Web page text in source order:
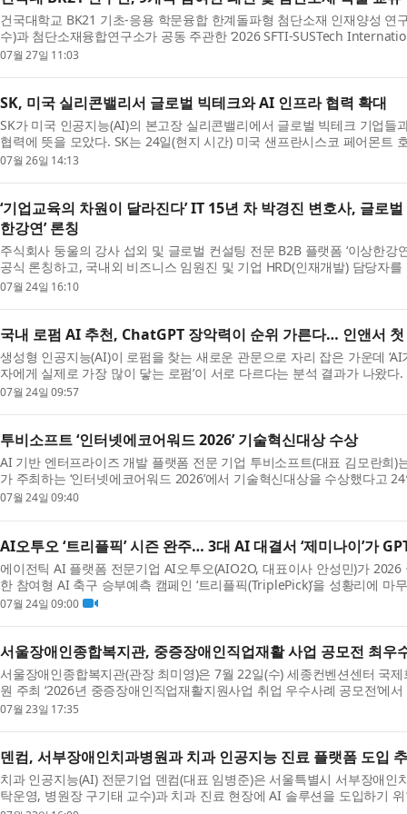
건국대학교 BK21 기초-응용 학문융합 한계돌파형 첨단소재 인재양성 연
수)과 첨단소재융합연구소가 공동 주관한 ‘2026 SFTI-SUSTech
Exhibition’이 7월 13일부터 17일까지 중국 선전 남방과학기술...
07월 27일 11:03
SK, 미국 실리콘밸리서 글로벌 빅테크와 AI 인프라 협력 확대
SK가 미국 인공지능(AI)의 본고장 실리콘밸리에서 글로벌 빅테크 기업들
협력에 뜻을 모았다. SK는 24일(현지 시간) 미국 샌프란시스코 페어몬트
엔비디아, 마이크로소프트, 앤트로픽과 AI 반도체·A...
07월 26일 14:13
‘기업교육의 차원이 달라진다’ IT 15년 차 박경진 변호사, 글로
한강연’ 론칭
주식회사 둥울의 강사 섭외 및 글로벌 컨설팅 전문 B2B 플랫폼 ‘이상한강
공식 론칭하고, 국내외 비즈니스 임원진 및 기업 HRD(인재개발) 담당자
강연, 명사 특강 및 K-연사 해외 진출 지원 서비스...
07월 24일 16:10
국내 로펌 AI 추천, ChatGPT 장악력이 순위 가른다… 인앤서 첫
생성형 인공지능(AI)이 로펌을 찾는 새로운 관문으로 자리 잡은 가운데 ‘AI
자에게 실제로 가장 많이 닿는 로펌’이 서로 다르다는 분석 결과가 나왔
전문기업 인앤서(InAnswer)는 이 같은 내...
07월 24일 09:57
투비소프트 ‘인터넷에코어워드 2026’ 기술혁신대상 수상
AI 기반 엔터프라이즈 개발 플랫폼 전문 기업 투비소프트(대표 김모란희)
가 주최하는 ‘인터넷에코어워드 2026’에서 기술혁신대상을 수상했다고
서울 양재 엘타워 그랜드홀에서 열렸다. 인터넷에코어...
07월 24일 09:40
AI오투오 ‘트리플픽’ 시즌 완주… 3대 AI 대결서 ‘제미나이’가
에이전틱 AI 플랫폼 전문기업 AI오투오(AIO2O, 대표이사 안성민)가
한 참여형 AI 축구 승부예측 캠페인 ‘트리플픽(TriplePick)’을 성황리에 마
스페인이 아르헨티나를 1-0으로 꺾고 정상에 오...
07월 24일 09:00
서울장애인종합복지관, 중증장애인직업재활 사업 공모전 최우
서울장애인종합복지관(관장 최미영)은 7월 22일(수) 세종컨벤션센터 국
원 주최 ‘2026년 중증장애인직업재활지원사업 취업 우수사례 공모전’에
야 수행기관 최우수상(보건복지부 장관상)을 수상했다...
07월 23일 17:35
덴컴, 서부장애인치과병원과 치과 인공지능 진료 플랫폼 도입
치과 인공지능(AI) 전문기업 덴컴(대표 임병준)은 서울특별시 서부장애인
탁운영, 병원장 구기태 교수)과 치과 진료 현장에 AI 솔루션을 도입하기